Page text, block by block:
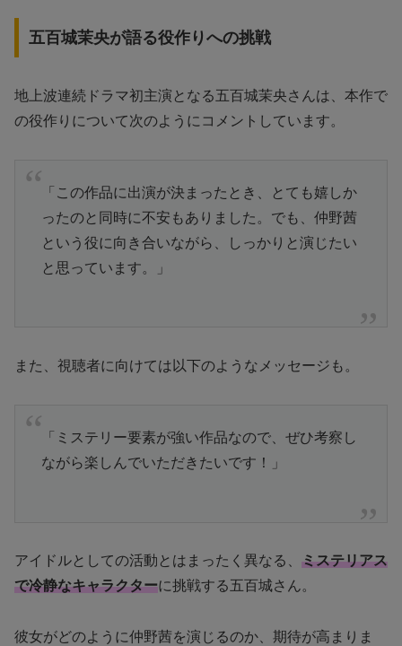
五百城茉央が語る役作りへの挑戦
地上波連続ドラマ初主演となる五百城茉央さんは、本作で
の役作りについて次のようにコメントしています。
「この作品に出演が決まったとき、とても嬉しか
ったのと同時に不安もありました。でも、仲野茜
という役に向き合いながら、しっかりと演じたい
と思っています。」
また、視聴者に向けては以下のようなメッセージも。
「ミステリー要素が強い作品なので、ぜひ考察し
ながら楽しんでいただきたいです！」
アイドルとしての活動とはまったく異なる、 ミステリアス
で冷静なキャラクターに挑戦する五百城さん。
彼女がどのように仲野茜を演じるのか、期待が高まりま